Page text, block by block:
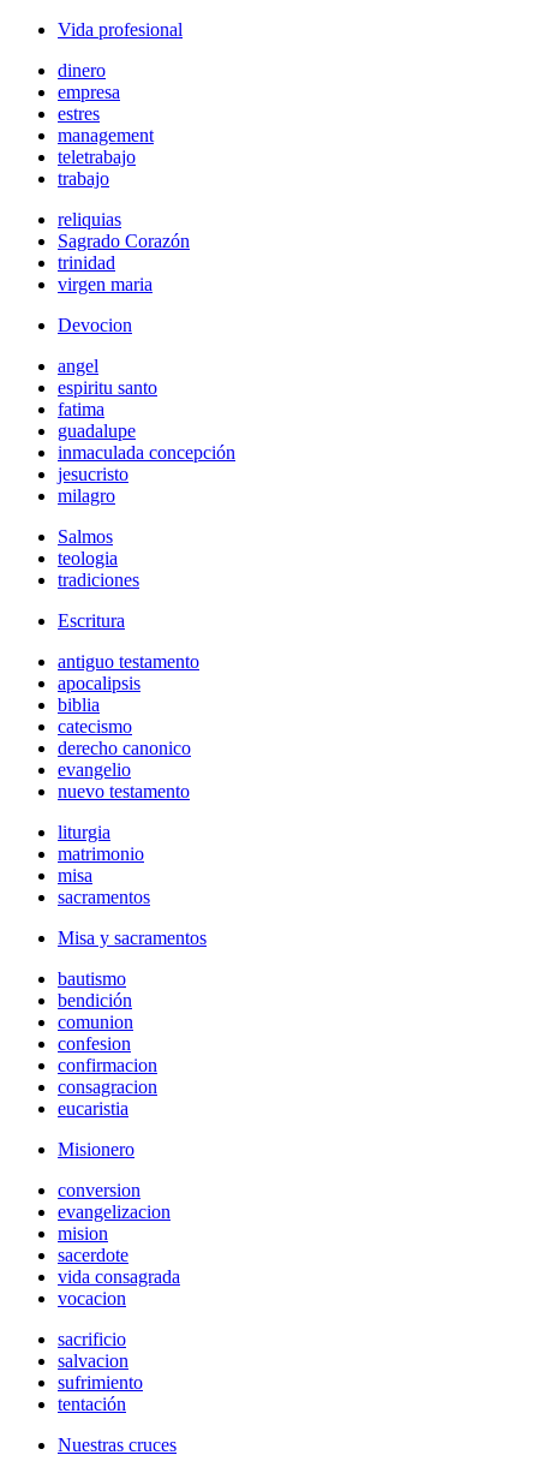
Vida profesional
dinero
empresa
estres
management
teletrabajo
trabajo
reliquias
Sagrado Corazón
trinidad
virgen maria
Devocion
angel
espiritu santo
fatima
guadalupe
inmaculada concepción
jesucristo
milagro
Salmos
teologia
tradiciones
Escritura
antiguo testamento
apocalipsis
biblia
catecismo
derecho canonico
evangelio
nuevo testamento
liturgia
matrimonio
misa
sacramentos
Misa y sacramentos
bautismo
bendición
comunion
confesion
confirmacion
consagracion
eucaristia
Misionero
conversion
evangelizacion
mision
sacerdote
vida consagrada
vocacion
sacrificio
salvacion
sufrimiento
tentación
Nuestras cruces